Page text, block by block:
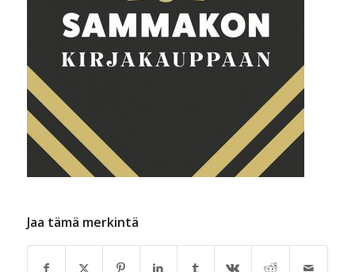
Jaa tämä merkintä